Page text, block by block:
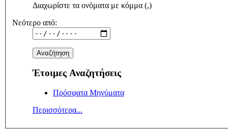
Διαχωρίστε τα ονόματα με κόμμα (,)
Νεότερο από:
Έτοιμες Αναζητήσεις
Πρόσφατα Μηνύματα
Περισσότερα...